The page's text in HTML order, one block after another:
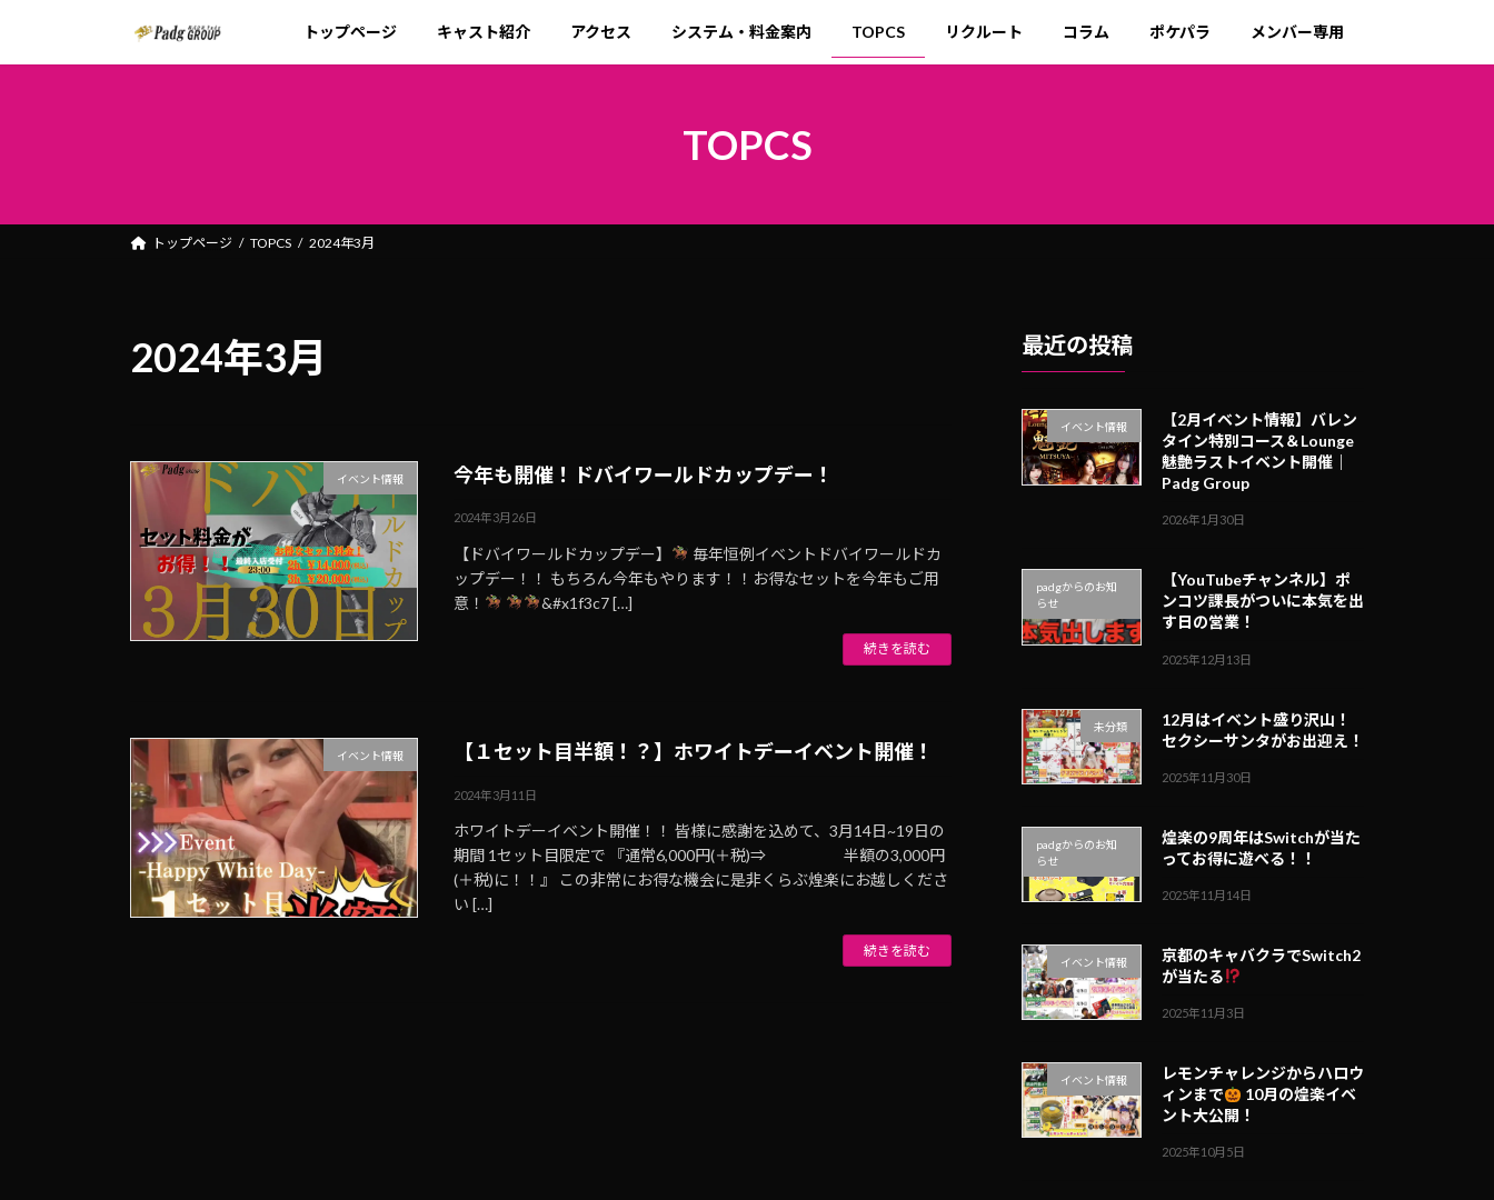
テ
ゲ
トップページ キャスト紹介 アクセス システム・料金案内 TOPCS リクルート コラム ポケパラ メンバー専用
TOPCS
トップページ TOPCS 2024年3月
2024年3月
イベント情報 今年も開催！ドバイワールドカップデー！
2024年3月26日
【ドバイワールドカップデー】
毎年恒例イベントドバイワールドカ
ップデー！！ もちろん今年もやります！！お得なセットを今年もご用
意！
&#x1f3c7 […]
続きを読む
イベント情報 【１セット目半額！？】ホワイトデーイベント開催！
2024年3月11日
ホワイトデーイベント開催！！ 皆様に感謝を込めて、3月14日~19日の
期間 1セット目限定で 『通常6,000円(＋税)⇒ 半額の3,000円
(＋税)に！！』 この非常にお得な機会に是非くらぶ煌楽にお越しくださ
い […]
続きを読む
最近の投稿
イベント情報
【2月イベント情報】バレン
タイン特別コース＆Lounge
魅艶ラストイベント開催｜
Padg Group
2026年1月30日
padgからのお知
らせ
【YouTubeチャンネル】ポ
ンコツ課長がついに本気を出
す日の営業！
2025年12月13日
未分類
12月はイベント盛り沢山！
セクシーサンタがお出迎え！
2025年11月30日
padgからのお知
らせ
煌楽の9周年はSwitchが当た
ってお得に遊べる！！
2025年11月14日
イベント情報
京都のキャバクラでSwitch2
が当たる
2025年11月3日
イベント情報
レモンチャレンジからハロウ
ィンまで
10月の煌楽イベ
ント大公開！
2025年10月5日